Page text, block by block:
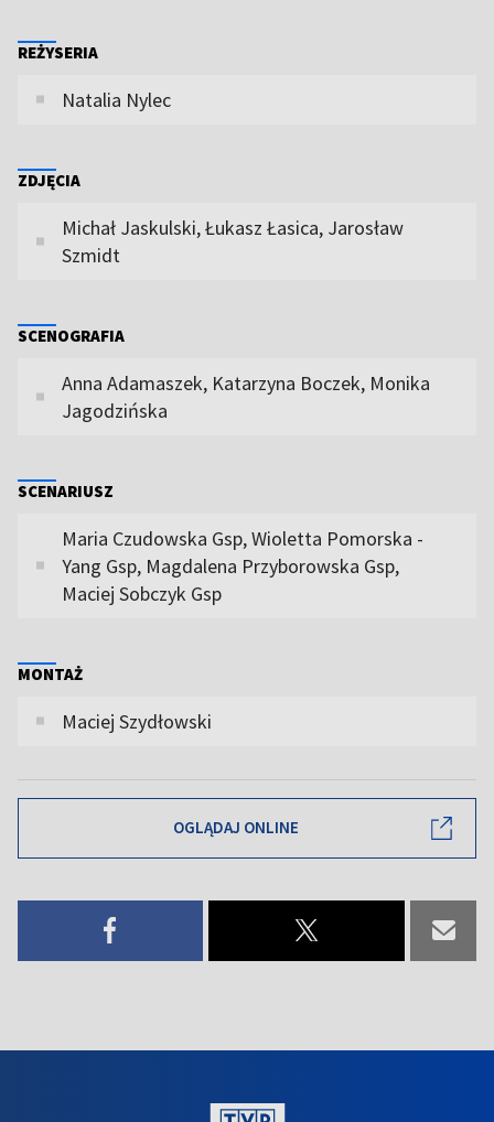
REŻYSERIA
Natalia Nylec
ZDJĘCIA
Michał Jaskulski, Łukasz Łasica, Jarosław
Szmidt
SCENOGRAFIA
Anna Adamaszek, Katarzyna Boczek, Monika
Jagodzińska
SCENARIUSZ
Maria Czudowska Gsp, Wioletta Pomorska -
Yang Gsp, Magdalena Przyborowska Gsp,
Maciej Sobczyk Gsp
MONTAŻ
Maciej Szydłowski
OGLĄDAJ ONLINE